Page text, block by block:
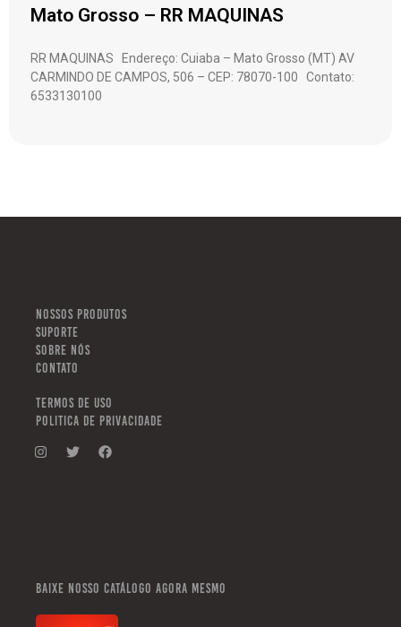
Mato Grosso – RR MAQUINAS
RR MAQUINAS Endereço: Cuiaba – Mato Grosso (MT) AV
CARMINDO DE CAMPOS, 506 – CEP: 78070-100 Contato:
6533130100
NOSSOS PRODUTOS
SUPORTE
SOBRE NÓS
CONTATO
TERMOS DE USO
POLITICA DE PRIVACIDADE
Baixe nosso catálogo agora mesmo